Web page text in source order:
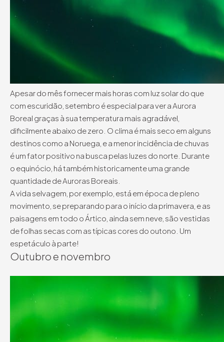
Apesar do mês fornecer mais horas com luz solar do que
com escuridão, setembro é especial para ver a Aurora
Boreal graças à sua temperatura mais agradável,
dificilmente abaixo de zero. O clima é mais seco em alguns
destinos como a Noruega, e a menor incidência de chuvas
é um fator positivo na busca pelas luzes do norte. Durante
o equinócio, há também historicamente uma grande
quantidade de Auroras Boreais.
A vida selvagem, por exemplo, está em época de pleno
movimento, se preparando para o início da primavera, e as
paisagens em todo o Ártico, ainda sem neve, são vestidas
de folhas secas com as típicas cores do outono. Um
espetáculo à parte!
Outubro e novembro